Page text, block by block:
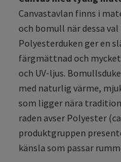
Canvastavlan finns i
och bomull när dessa
Polyesterduken ger en
färgmättnad och
och UV-ljus.
med naturlig värme,
som ligger nära
raden avser Polyester
produktgruppen
känsla som passar